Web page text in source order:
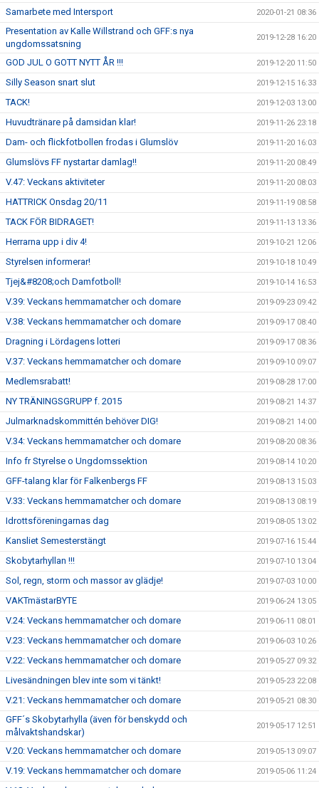
Samarbete med Intersport 2020-01-21 08:36
Presentation av Kalle Willstrand och GFF:s nya
ungdomssatsning
2019-12-28 16:20
GOD JUL O GOTT NYTT ÅR !!! 2019-12-20 11:50
Silly Season snart slut 2019-12-15 16:33
TACK! 2019-12-03 13:00
Huvudtränare på damsidan klar! 2019-11-26 23:18
Dam- och flickfotbollen frodas i Glumslöv 2019-11-20 16:03
Glumslövs FF nystartar damlag!! 2019-11-20 08:49
V.47: Veckans aktiviteter 2019-11-20 08:03
HATTRICK Onsdag 20/11 2019-11-19 08:58
TACK FÖR BIDRAGET! 2019-11-13 13:36
Herrarna upp i div 4! 2019-10-21 12:06
Styrelsen informerar! 2019-10-18 10:49
Tjej&#8208;och Damfotboll! 2019-10-14 16:53
V.39: Veckans hemmamatcher och domare 2019-09-23 09:42
V.38: Veckans hemmamatcher och domare 2019-09-17 08:40
Dragning i Lördagens lotteri 2019-09-17 08:36
V.37: Veckans hemmamatcher och domare 2019-09-10 09:07
Medlemsrabatt! 2019-08-28 17:00
NY TRÄNINGSGRUPP f. 2015 2019-08-21 14:37
Julmarknadskommittén behöver DIG! 2019-08-21 14:00
V.34: Veckans hemmamatcher och domare 2019-08-20 08:36
Info fr Styrelse o Ungdomssektion 2019-08-14 10:20
GFF-talang klar för Falkenbergs FF 2019-08-13 15:03
V.33: Veckans hemmamatcher och domare 2019-08-13 08:19
Idrottsföreningarnas dag 2019-08-05 13:02
Kansliet Semesterstängt 2019-07-16 15:44
Skobytarhyllan !!! 2019-07-10 13:04
Sol, regn, storm och massor av glädje! 2019-07-03 10:00
VAKTmästarBYTE 2019-06-24 13:05
V.24: Veckans hemmamatcher och domare 2019-06-11 08:01
V.23: Veckans hemmamatcher och domare 2019-06-03 10:26
V.22: Veckans hemmamatcher och domare 2019-05-27 09:32
Livesändningen blev inte som vi tänkt! 2019-05-23 22:08
V.21: Veckans hemmamatcher och domare 2019-05-21 08:30
GFF´s Skobytarhylla (även för benskydd och
målvaktshandskar)
2019-05-17 12:51
V.20: Veckans hemmamatcher och domare 2019-05-13 09:07
V.19: Veckans hemmamatcher och domare 2019-05-06 11:24